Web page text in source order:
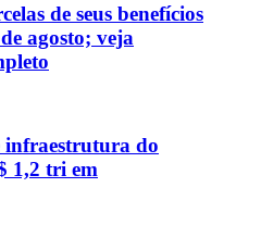
de seus benefícios
agosto; veja
infraestrutura do
1,2 tri em